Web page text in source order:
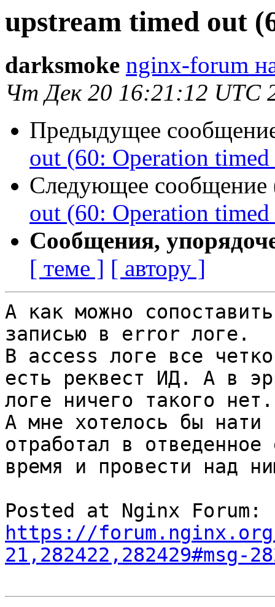
upstream timed out
darksmoke nginx-forum
Чт Дек 20 16:21:12 UTC
Предыдущее
out (60: Operation
Следующее сообщение
out (60: Operation
Сообщения,
[ теме ] [ автору ]
А как можно
записью в error логе.
В access логе все
есть реквест ИД. А в
логе ничего такого нет.
А мне хотелось бы нати
отработал в отведенное
время и провести над
https://
21,282422,282429#msg-